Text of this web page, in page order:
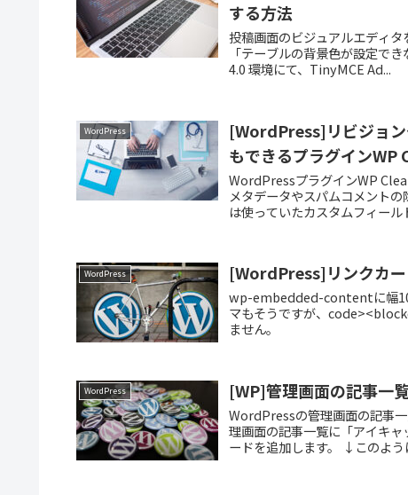
する方法
投稿画面のビジュアルエディ
「テーブルの背景色が設定で
4.0 環境にて、TinyMCE Ad...
WordPress
[WordPress]リビジョ
もできるプラグインWP
WordPressプラグインWP
メタデータやスパムコメント
は使っていたカスタムフィー
WordPress [WordPress]リンクカ
wp-embedded-contentに幅
マもそうですが、
ません。
WordPress [WP]管理画面の記事一
WordPressの管理画面の記事
理画面の記事一覧に「アイキ
ードを追加します。 ↓このよう